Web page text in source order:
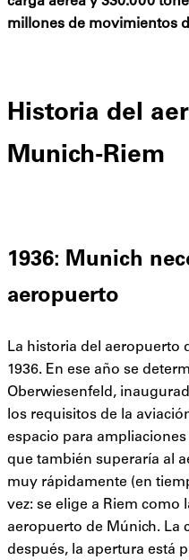
millones de movimientos
Historia del
Munich-Riem
1936: Munich
aeropuerto
La historia del aeropuerto
1936. En ese año se
Oberwiesenfeld,
los requisitos de la
espacio para
que también superaría al
muy rápidamente (en
vez: se elige a Riem como
aeropuerto de Múnich. La
después, la apertura está